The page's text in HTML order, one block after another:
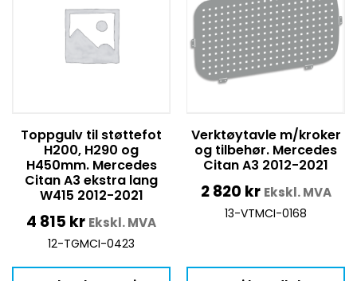
Toppgulv til støttefot
H200, H290 og
H450mm. Mercedes
Citan A3 ekstra lang
W415 2012-2021
4 815 kr Ekskl. MVA
12-TGMCI-0423
Verktøytavle m/kroker
og tilbehør. Mercedes
Citan A3 2012-2021
2 820 kr Ekskl. MVA
13-VTMCI-0168